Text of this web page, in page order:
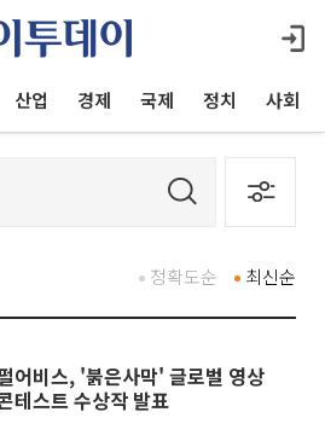
산업 경제 국제 정치 사회
최신순
정확도순
어비스, '붉은사막' 글로벌 영상
테스트 수상작 발표